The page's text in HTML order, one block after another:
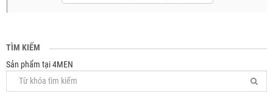
TÌM KIẾM
Sản phẩm tại 4MEN